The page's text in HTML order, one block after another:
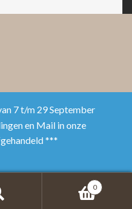
7 t/m 29 September
en Mail in onze
***
0